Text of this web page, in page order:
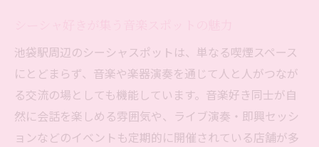
案内
個室感あふれるシーシャ空間で音楽も楽しむ方
法
池袋シーシャ個室で音楽を満喫するコツ
池袋駅周辺のシーシャスポットは、単なる喫煙スペース
にとどまらず、音楽や楽器演奏を通じて人と人がつなが
る交流の場としても機能しています。音楽好き同士が自
然に会話を楽しめる雰囲気や、ライブ演奏・即興セッシ
ョンなどのイベントも定期的に開催されている店舗が多